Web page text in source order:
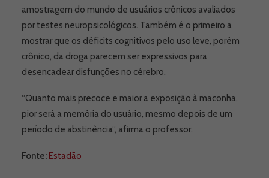
amostragem do mundo de usuários crônicos avaliados
por testes neuropsicológicos. Também é o primeiro a
mostrar que os déficits cognitivos pelo uso leve, porém
crônico, da droga parecem ser expressivos para
desencadear disfunções no cérebro.
“Quanto mais precoce e maior a exposição à maconha,
pior será a memória do usuário, mesmo depois de um
período de abstinência”, afirma o professor.
Fonte:Estadão